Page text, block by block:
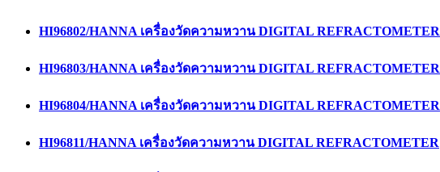
HI96802/HANNA เครื่องวัดความหวาน DIGITAL REFRACTOMETER
HI96803/HANNA เครื่องวัดความหวาน DIGITAL REFRACTOMETER
HI96804/HANNA เครื่องวัดความหวาน DIGITAL REFRACTOMETER
HI96811/HANNA เครื่องวัดความหวาน DIGITAL REFRACTOMETER